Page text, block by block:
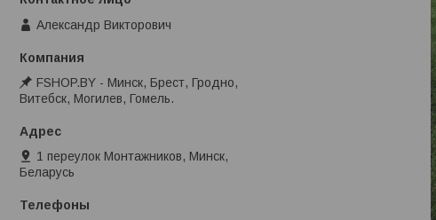
Александр Викторович
FSHOP.BY - Минск, Брест, Гродно,
Витебск, Могилев, Гомель.
1 переулок Монтажников, Минск,
Беларусь